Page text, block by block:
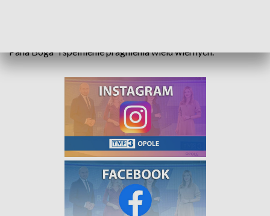
Pana Boga” i spełnienie pragnienia wielu wiernych.